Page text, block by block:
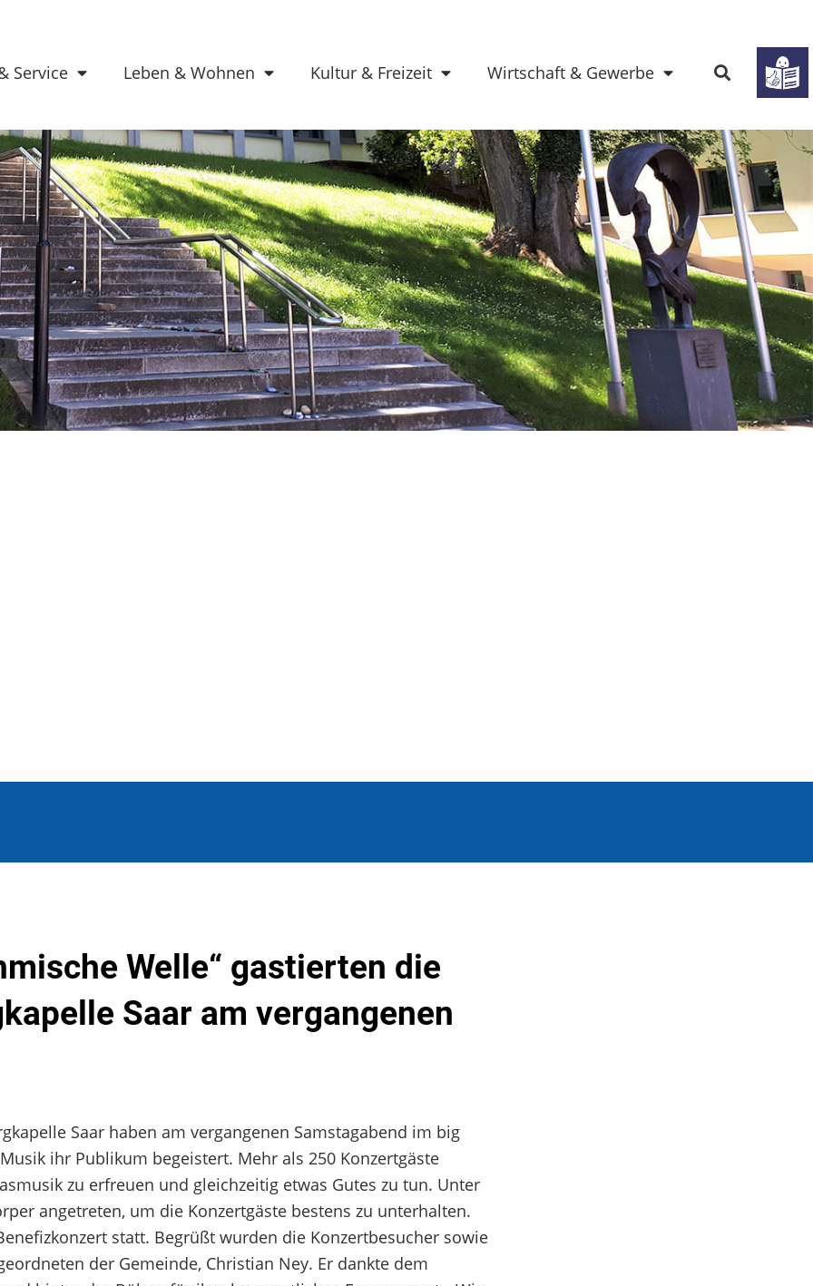
Service Leben & Wohnen Kultur & Freizeit Wirtschaft & Gewerbe
Welle“ gastierten die
Saar am vergangenen
Saar haben am vergangenen Samstagabend im big
ihr Publikum begeistert. Mehr als 250 Konzertgäste
zu erfreuen und gleichzeitig etwas Gutes zu tun. Unter
angetreten, um die Konzertgäste bestens zu unterhalten.
statt. Begrüßt wurden die Konzertbesucher sowie
der Gemeinde, Christian Ney. Er dankte dem